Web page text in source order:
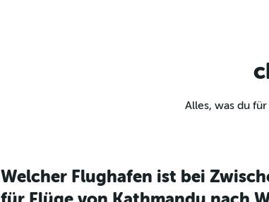
Alles, was du
Welcher Flughafen ist bei